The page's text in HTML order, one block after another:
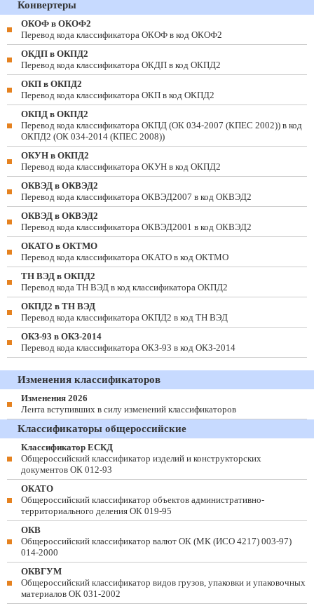
Конвертеры
ОКОФ в ОКОФ2
Перевод кода классификатора ОКОФ в код ОКОФ2
ОКДП в ОКПД2
Перевод кода классификатора ОКДП в код ОКПД2
ОКП в ОКПД2
Перевод кода классификатора ОКП в код ОКПД2
ОКПД в ОКПД2
Перевод кода классификатора ОКПД (ОК 034-2007 (КПЕС 2002)) в код
ОКПД2 (ОК 034-2014 (КПЕС 2008))
ОКУН в ОКПД2
Перевод кода классификатора ОКУН в код ОКПД2
ОКВЭД в ОКВЭД2
Перевод кода классификатора ОКВЭД2007 в код ОКВЭД2
ОКВЭД в ОКВЭД2
Перевод кода классификатора ОКВЭД2001 в код ОКВЭД2
ОКАТО в ОКТМО
Перевод кода классификатора ОКАТО в код ОКТМО
ТН ВЭД в ОКПД2
Перевод кода ТН ВЭД в код классификатора ОКПД2
ОКПД2 в ТН ВЭД
Перевод кода классификатора ОКПД2 в код ТН ВЭД
ОКЗ-93 в ОКЗ-2014
Перевод кода классификатора ОКЗ-93 в код ОКЗ-2014
Изменения классификаторов
Изменения 2026
Лента вступивших в силу изменений классификаторов
Классификаторы общероссийские
Классификатор ЕСКД
Общероссийский классификатор изделий и конструкторских
документов ОК 012-93
ОКАТО
Общероссийский классификатор объектов административно-
территориального деления ОК 019-95
ОКВ
Общероссийский классификатор валют ОК (МК (ИСО 4217) 003-97)
014-2000
ОКВГУМ
Общероссийский классификатор видов грузов, упаковки и упаковочных
материалов ОК 031-2002